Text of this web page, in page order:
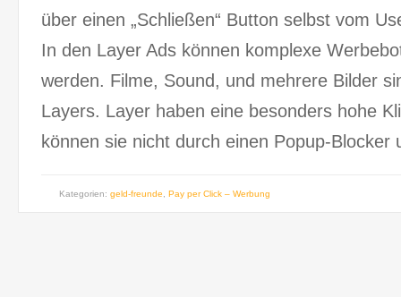
über einen „Schließen“ Button selbst vom
In den Layer Ads können komplexe
werden. Filme, Sound, und mehrere Bilder
Layers. Layer haben eine besonders hohe
können sie nicht durch einen Popup-
Kategorien: geld-freunde Pay per Click – Werbung